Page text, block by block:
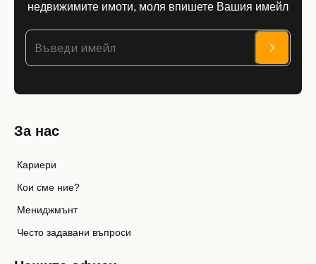
недвижимите имоти, моля впишете Вашия имейл
За нас
Кариери
Кои сме ние?
Мениджмънт
Често задавани въпроси